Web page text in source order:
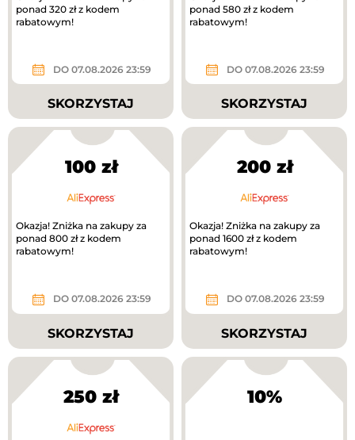
ponad 320 zł z kodem
rabatowym!
DO 07.08.2026 23:59
SKORZYSTAJ
ponad 580 zł z kodem
rabatowym!
DO 07.08.2026 23:59
SKORZYSTAJ
100 zł
Okazja! Zniżka na zakupy za
ponad 800 zł z kodem
rabatowym!
DO 07.08.2026 23:59
SKORZYSTAJ
200 zł
Okazja! Zniżka na zakupy za
ponad 1600 zł z kodem
rabatowym!
DO 07.08.2026 23:59
SKORZYSTAJ
250 zł 10%